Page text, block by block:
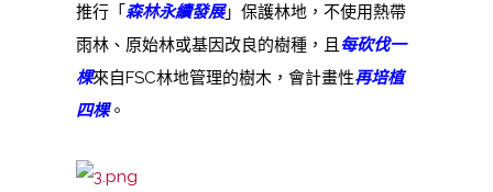
推行「 森林永續發展」保護林地，不使用熱帶
雨林、原始林或基因改良的樹種，且 每砍伐一
棵來自FSC林地管理的樹木，會計畫性再培植
四棵。